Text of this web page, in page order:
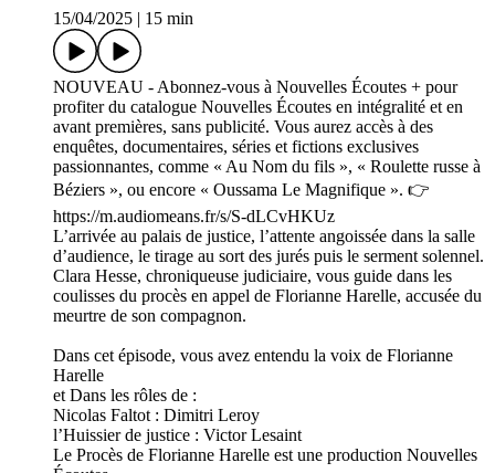
15/04/2025
15 min
NOUVEAU - Abonnez-vous à Nouvelles Écoutes + pour
profiter du catalogue Nouvelles Écoutes en intégralité et en
avant premières, sans publicité. Vous aurez accès à des
enquêtes, documentaires, séries et fictions exclusives
passionnantes, comme « Au Nom du fils », « Roulette russe à
Béziers », ou encore « Oussama Le Magnifique ». 👉
https://m.audiomeans.fr/s/S-dLCvHKUz
L’arrivée au palais de justice, l’attente angoissée dans la salle
d’audience, le tirage au sort des jurés puis le serment solennel.
Clara Hesse, chroniqueuse judiciaire, vous guide dans les
coulisses du procès en appel de Florianne Harelle, accusée du
meurtre de son compagnon.
Dans cet épisode, vous avez entendu la voix de Florianne
Harelle
et Dans les rôles de :
Nicolas Faltot : Dimitri Leroy
l’Huissier de justice : Victor Lesaint
Le Procès de Florianne Harelle est une production Nouvelles